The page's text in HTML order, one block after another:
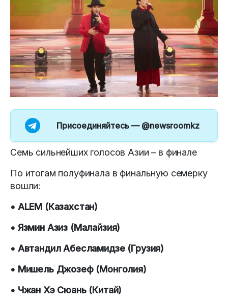
Присоединяйтесь — @newsroomkz
Семь сильнейших голосов Азии – в финале
По итогам полуфинала в финальную семерку
вошли:
• ALEM (Казахстан)
• Язмин Азиз (Малайзия)
• Автандил Абесламидзе (Грузия)
• Мишель Джозеф (Монголия)
• Чжан Хэ Сюань (Китай)